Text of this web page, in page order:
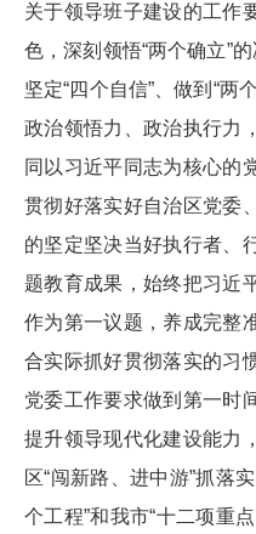
关于领导班子建设的工作
色，深刻领悟“两个确立”
坚定“四个自信”、做到“两
政治领悟力、政治执行力
同以习近平同志为核心的
贯彻好落实好自治区党委
的坚定坚决当好执行者、
题教育成果，始终把习近
作为第一议题，养成完整
合实际抓好贯彻落实的习
党委工作要求做到第一时
提升领导现代化建设能力
区“闯新路、进中游”抓落
个工程”和我市“十二项重